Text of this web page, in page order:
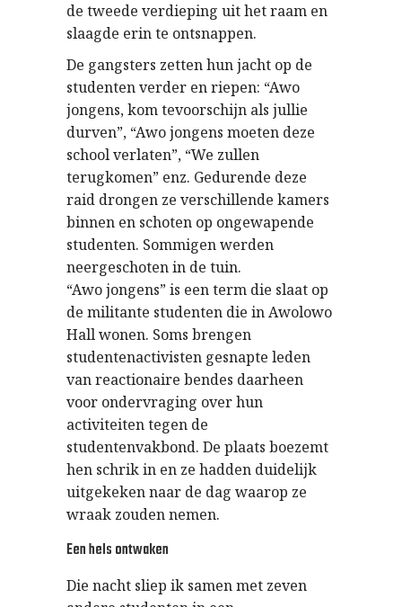
de tweede verdieping uit het raam en
slaagde erin te ontsnappen.
De gangsters zetten hun jacht op de
studenten verder en riepen: “Awo
jongens, kom tevoorschijn als jullie
durven”, “Awo jongens moeten deze
school verlaten”, “We zullen
terugkomen” enz. Gedurende deze
raid drongen ze verschillende kamers
binnen en schoten op ongewapende
studenten. Sommigen werden
neergeschoten in de tuin.
“Awo jongens” is een term die slaat op
de militante studenten die in Awolowo
Hall wonen. Soms brengen
studentenactivisten gesnapte leden
van reactionaire bendes daarheen
voor ondervraging over hun
activiteiten tegen de
studentenvakbond. De plaats boezemt
hen schrik in en ze hadden duidelijk
uitgekeken naar de dag waarop ze
wraak zouden nemen.
Een hels ontwaken
Die nacht sliep ik samen met zeven